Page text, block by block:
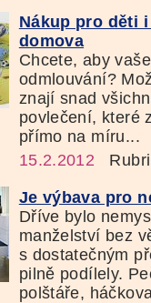
Nákup pro děti
domova
Chcete, aby
odmlouvání?
znají snad
povlečení, které
přímo na míru...
15.2.2012
Je výbava pro
Dříve bylo
manželství bez
s dostatečným
pilně podílely.
polštáře,